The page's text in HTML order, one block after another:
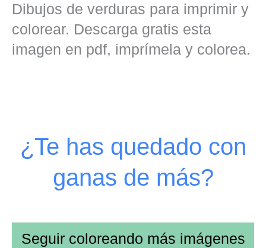
Dibujos de verduras para imprimir y
colorear. Descarga gratis esta
imagen en pdf, imprímela y colorea.
¿Te has quedado con
ganas de más?
Seguir coloreando más imágenes